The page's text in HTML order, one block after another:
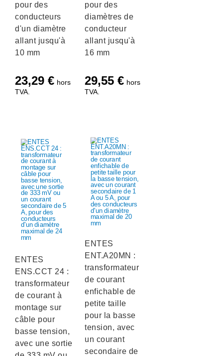
pour des
conducteurs
d'un diamètre
allant jusqu'à
10 mm
23,29 € hors
TVA.
pour des
diamètres de
conducteur
allant jusqu'à
16 mm
29,55 € hors
TVA.
ENTES
ENS.CCT 24 :
transformateur
de courant à
montage sur
câble pour
basse tension,
avec une sortie
ENTES
ENT.A20MN :
transformateur
de courant
enfichable de
petite taille
pour la basse
tension, avec
un courant
secondaire de